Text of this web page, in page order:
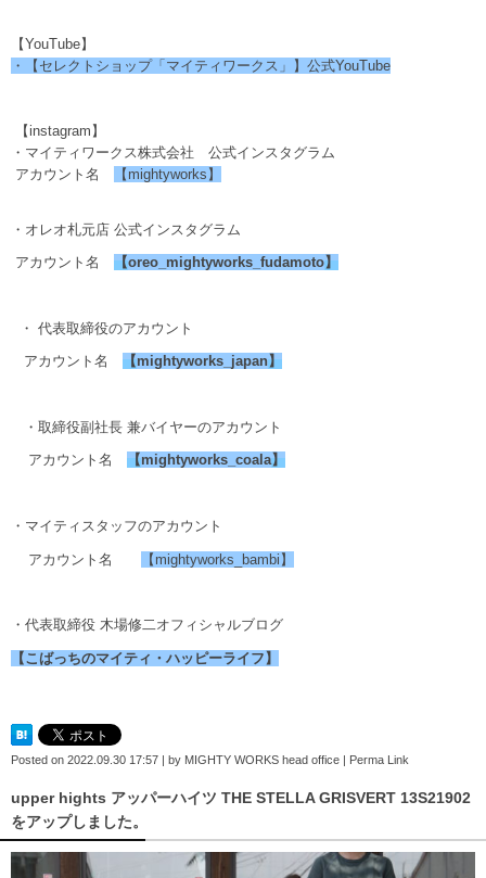
【YouTube】
・【セレクトショップ「マイティワークス」】公式YouTube
【instagram】
・マイティワークス株式会社 公式インスタグラム
アカウント名
【mightyworks】
・オレオ札元店 公式インスタグラム
アカウント名 【oreo_mightyworks_fudamoto】
・ 代表取締役のアカウント
アカウント名 【mightyworks_japan】
・取締役副社長 兼バイヤーのアカウント
アカウント名 【mightyworks_coala】
・マイティスタッフのアカウント
アカウント名 【mightyworks_bambi】
・代表取締役 木場修二オフィシャルブログ
【こばっちのマイティ・ハッピーライフ】
Posted on 2022.09.30 17:57 | by MIGHTY WORKS head office | Perma Link
upper hights アッパーハイツ THE STELLA GRISVERT 13S21902
をアップしました。